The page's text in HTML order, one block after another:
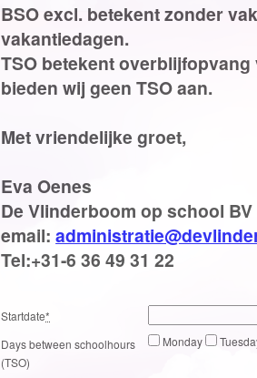
BSO excl. betekent zonder
vakantiedagen.
TSO betekent
bieden wij geen TSO aan.
Met vriendelijke groet,
Eva Oenes
De Vlinderboom op school BV
email:
Tel:+31-6 36 49 31 22
Startdate*
Days between schoolhours
(TSO)
Monday